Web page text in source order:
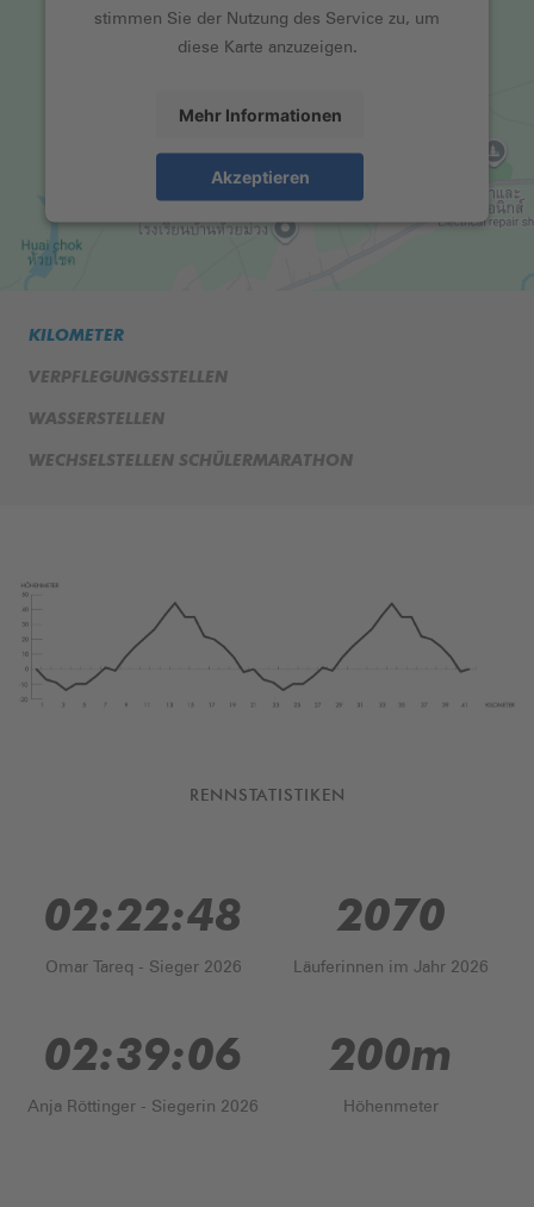
stimmen Sie der Nutzung des Service zu, um
diese Karte anzuzeigen.
Mehr Informationen
Akzeptieren
KILOMETER
VERPFLEGUNGSSTELLEN
WASSERSTELLEN
WECHSELSTELLEN SCHÜLERMARATHON
RENNSTATISTIKEN
Omar Tareq - Sieger 2026
02:22:48
Läuferinnen im Jahr 2026
2070
Anja Röttinger - Siegerin 2026
02:39:06
Höhenmeter
200m